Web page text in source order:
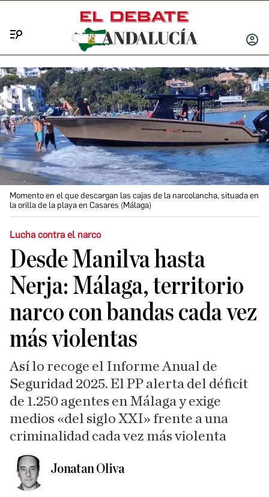
INICIAR
Momento en el que descargan las cajas de la narcolancha, situada en
la orilla de la playa en Casares (Málaga)
Lucha contra el narco
Desde Manilva hasta
Nerja: Málaga, territorio
narco con bandas cada vez
más violentas
Así lo recoge el Informe Anual de
Seguridad 2025. El PP alerta del déficit
de 1.250 agentes en Málaga y exige
medios «del siglo XXI» frente a una
criminalidad cada vez más violenta
Jonatan Oliva